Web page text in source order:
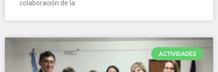
colaboración de la
ACTIVIDADES